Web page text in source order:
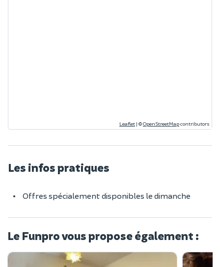
Leaflet | ©OpenStreetMapcontributors
Les infos pratiques
Offres spécialement disponibles le dimanche
Le Funpro vous propose également :